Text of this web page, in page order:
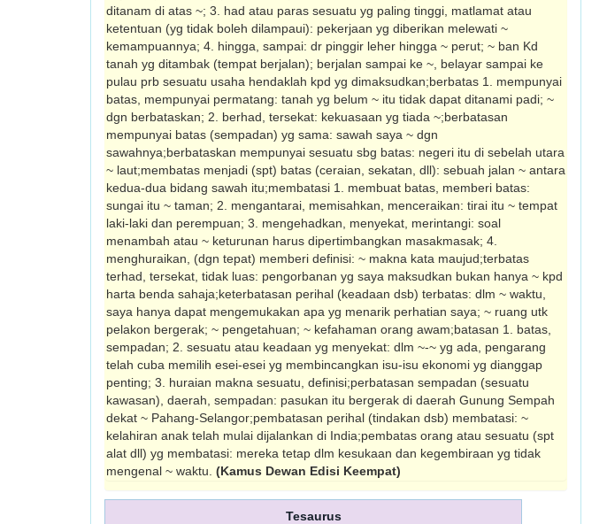
ditanam di atas ~; 3. had atau paras sesuatu yg paling tinggi, matlamat atau
ketentuan (yg tidak boleh dilampaui): pekerjaan yg diberikan melewati ~
kemampuannya; 4. hingga, sampai: dr pinggir leher hingga ~ perut; ~ ban Kd
tanah yg ditambak (tempat berjalan); berjalan sampai ke ~, belayar sampai ke
pulau prb sesuatu usaha hendaklah kpd yg dimaksudkan;berbatas 1. mempunyai
batas, mempunyai permatang: tanah yg belum ~ itu tidak dapat ditanami padi; ~
dgn berbataskan; 2. berhad, tersekat: kekuasaan yg tiada ~;berbatasan
mempunyai batas (sempadan) yg sama: sawah saya ~ dgn
sawahnya;berbataskan mempunyai sesuatu sbg batas: negeri itu di sebelah utara
~ laut;membatas menjadi (spt) batas (ceraian, sekatan, dll): sebuah jalan ~ antara
kedua-dua bidang sawah itu;membatasi 1. membuat batas, memberi batas:
sungai itu ~ taman; 2. mengantarai, memisahkan, menceraikan: tirai itu ~ tempat
laki-laki dan perempuan; 3. mengehadkan, menyekat, merintangi: soal
menambah atau ~ keturunan harus dipertimbangkan masakmasak; 4.
menghuraikan, (dgn tepat) memberi definisi: ~ makna kata maujud;terbatas
terhad, tersekat, tidak luas: pengorbanan yg saya maksudkan bukan hanya ~ kpd
harta benda sahaja;keterbatasan perihal (keadaan dsb) terbatas: dlm ~ waktu,
saya hanya dapat mengemukakan apa yg menarik perhatian saya; ~ ruang utk
pelakon bergerak; ~ pengetahuan; ~ kefahaman orang awam;batasan 1. batas,
sempadan; 2. sesuatu atau keadaan yg menyekat: dlm ~-~ yg ada, pengarang
telah cuba memilih esei-esei yg membincangkan isu-isu ekonomi yg dianggap
penting; 3. huraian makna sesuatu, definisi;perbatasan sempadan (sesuatu
kawasan), daerah, sempadan: pasukan itu bergerak di daerah Gunung Sempah
dekat ~ Pahang-Selangor;pembatasan perihal (tindakan dsb) membatasi: ~
kelahiran anak telah mulai dijalankan di India;pembatas orang atau sesuatu (spt
alat dll) yg membatasi: mereka tetap dlm kesukaan dan kegembiraan yg tidak
mengenal ~ waktu. (Kamus Dewan Edisi Keempat)
Tesaurus